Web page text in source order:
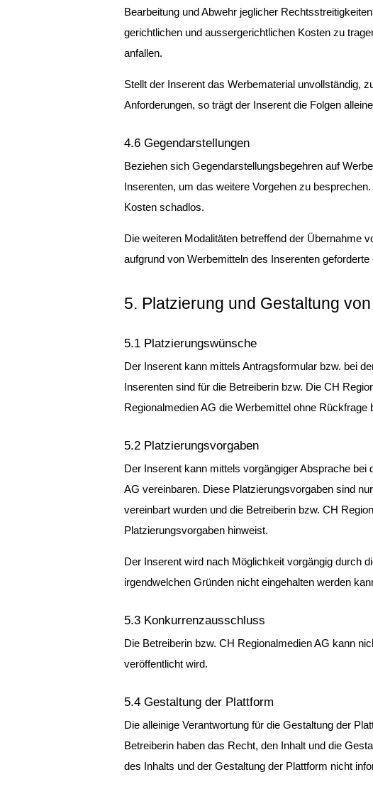
Bearbeitung und Abwehr jeglicher
gerichtlichen und aussergerichtlichen Kosten zu
anfallen.
Stellt der Inserent das Werbematerial unvollständig,
Anforderungen, so trägt der Inserent die Folgen
4.6 Gegendarstellungen
Beziehen sich Gegendarstellungsbegehren auf
Inserenten, um das weitere Vorgehen zu
Kosten schadlos.
Die weiteren Modalitäten betreffend der Übernahme
aufgrund von Werbemitteln des Inserenten geforderte
5. Platzierung und Gestaltung
5.1 Platzierungswünsche
Der Inserent kann mittels Antragsformular bzw. bei
Inserenten sind für die Betreiberin bzw. Die CH
Regionalmedien AG die Werbemittel ohne
5.2 Platzierungsvorgaben
Der Inserent kann mittels vorgängiger Absprache
AG vereinbaren. Diese Platzierungsvorgaben sind
vereinbart wurden und die Betreiberin bzw. CH
Platzierungsvorgaben hinweist.
Der Inserent wird nach Möglichkeit vorgängig durch
irgendwelchen Gründen nicht eingehalten werden
5.3 Konkurrenzausschluss
Die Betreiberin bzw. CH Regionalmedien AG kann
veröffentlicht wird.
5.4 Gestaltung der Plattform
Die alleinige Verantwortung für die Gestaltung der
Betreiberin haben das Recht, den Inhalt und die
des Inhalts und der Gestaltung der Plattform nicht